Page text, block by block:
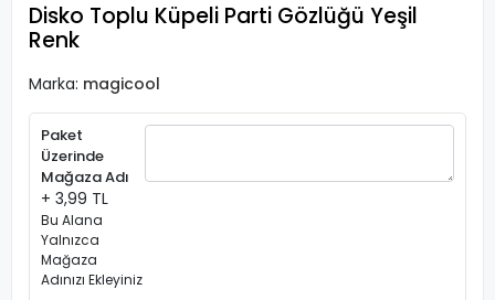
Disko Toplu Küpeli Parti Gözlüğü Yeşil
Renk
Marka: magicool
Paket
Üzerinde
Mağaza Adı
+ 3,99 TL
Bu Alana
Yalnızca
Mağaza
Adınızı Ekleyiniz